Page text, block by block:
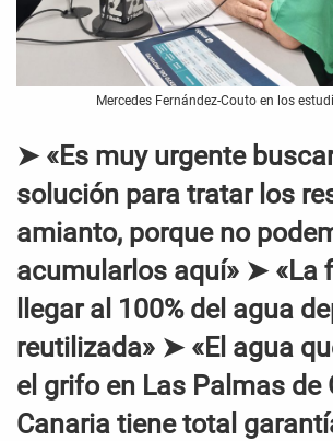
Mercedes Fernández-Couto en los
➤ «Es muy urgente
solución para tratar los
amianto, porque no
acumularlos aquí» ➤ «La
llegar al 100% del agua
reutilizada» ➤ «El agua
el grifo en Las Palmas de
Canaria tiene total